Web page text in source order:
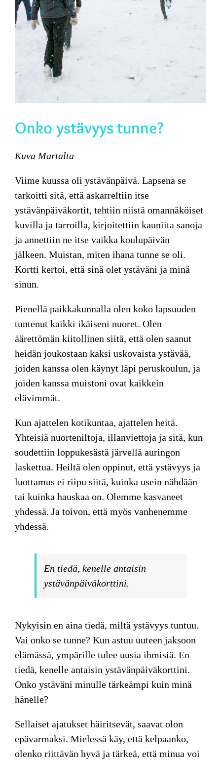
Onko ystävyys tunne?
Kuva Martalta
Viime kuussa oli ystävänpäivä. Lapsena se
tarkoitti sitä, että askarreltiin itse
ystävänpäiväkortit, tehtiin niistä omannäköiset
kuvilla ja tarroilla, kirjoitettiin kauniita sanoja
ja annettiin ne itse vaikka koulupäivän
jälkeen. Muistan, miten ihana tunne se oli.
Kortti kertoi, että sinä olet ystäväni ja minä
sinun.
Pienellä paikkakunnalla olen koko lapsuuden
tuntenut kaikki ikäiseni nuoret. Olen
äärettömän kiitollinen siitä, että olen saanut
heidän joukostaan kaksi uskovaista ystävää,
joiden kanssa olen käynyt läpi peruskoulun, ja
joiden kanssa muistoni ovat kaikkein
elävimmät.
Kun ajattelen kotikuntaa, ajattelen heitä.
Yhteisiä nuorteniltoja, illanviettoja ja sitä, kun
soudettiin loppukesästä järvellä auringon
laskettua. Heiltä olen oppinut, että ystävyys ja
luottamus ei riipu siitä, kuinka usein nähdään
tai kuinka hauskaa on. Olemme kasvaneet
yhdessä. Ja toivon, että myös vanhenemme
yhdessä.
En tiedä, kenelle antaisin
ystävänpäiväkorttini.
Nykyisin en aina tiedä, miltä ystävyys tuntuu.
Vai onko se tunne? Kun astuu uuteen jaksoon
elämässä, ympärille tulee uusia ihmisiä. En
tiedä, kenelle antaisin ystävänpäiväkorttini.
Onko ystäväni minulle tärkeämpi kuin minä
hänelle?
Sellaiset ajatukset häiritsevät, saavat olon
epävarmaksi. Mielessä käy, että kelpaanko,
olenko riittävän hyvä ja tärkeä, että minua voi